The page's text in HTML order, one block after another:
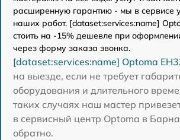
расширенную гарантию - мы в сервисе
наших работ. [dataset:services:name]
стоить на -15% дешевле при
через форму заказа звонка.
[dataset:services:name] Optoma
на выезде, если не требует
оборудования и длительного
таких случаях наш мастер
в сервисный центр Optoma в
обратно.